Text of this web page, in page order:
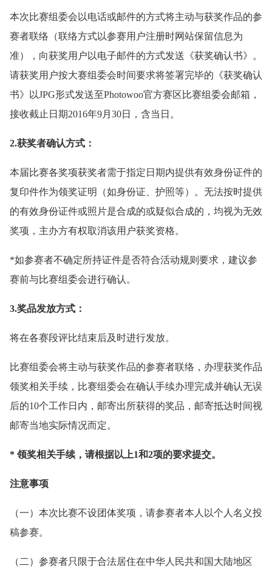
本次比赛组委会以电话或邮件的方式将主动与获奖作品的参
赛者联络（联络方式以参赛用户注册时网站保留信息为
准），向获奖用户以电子邮件的方式发送《获奖确认书》。
请获奖用户按大赛组委会时间要求将签署完毕的《获奖确认
书》以JPG形式发送至Photowoo官方赛区比赛组委会邮箱，
接收截止日期2016年9月30日，含当日。
2.获奖者确认方式：
本届比赛各奖项获奖者需于指定日期内提供有效身份证件的
复印件作为领奖证明（如身份证、护照等）。无法按时提供
的有效身份证件或照片是合成的或疑似合成的，均视为无效
奖项，主办方有权取消该用户获奖资格。
*如参赛者不确定所持证件是否符合活动规则要求，建议参
赛前与比赛组委会进行确认。
3.奖品发放方式：
将在各赛段评比结束后及时进行发放。
比赛组委会将主动与获奖作品的参赛者联络，办理获奖作品
领奖相关手续，比赛组委会在确认手续办理完成并确认无误
后的10个工作日内，邮寄出所获得的奖品，邮寄抵达时间视
邮寄当地实际情况而定。
* 领奖相关手续，请根据以上1和2项的要求提交。
注意事项
（一）本次比赛不设团体奖项，请参赛者本人以个人名义投
稿参赛。
（二）参赛者只限于合法居住在中华人民共和国大陆地区